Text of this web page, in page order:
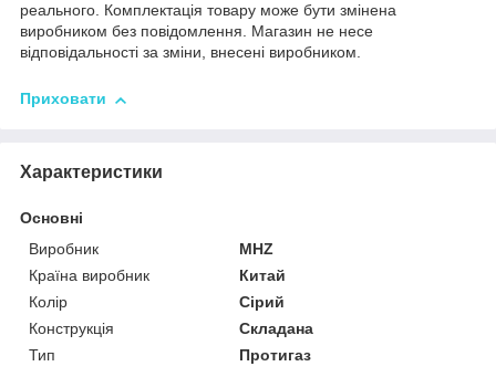
реального. Комплектація товару може бути змінена
виробником без повідомлення. Магазин не несе
відповідальності за зміни, внесені виробником.
Приховати
Характеристики
Основні
Виробник
MHZ
Країна виробник
Китай
Колір
Сірий
Конструкція
Складана
Тип
Протигаз